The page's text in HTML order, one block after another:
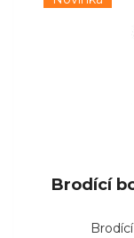
Brodící